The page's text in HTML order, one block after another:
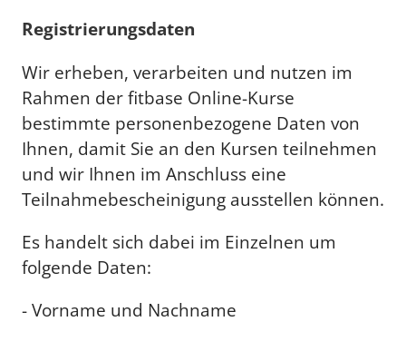
Registrierungsdaten
Wir erheben, verarbeiten und nutzen im
Rahmen der fitbase Online-Kurse
bestimmte personenbezogene Daten von
Ihnen, damit Sie an den Kursen teilnehmen
und wir Ihnen im Anschluss eine
Teilnahmebescheinigung ausstellen können.
Es handelt sich dabei im Einzelnen um
folgende Daten:
- Vorname und Nachname